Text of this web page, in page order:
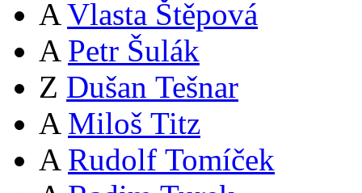
A Vlasta Štěpová
A Petr Šulák
Z Dušan Tešnar
A Miloš Titz
A Rudolf Tomíček